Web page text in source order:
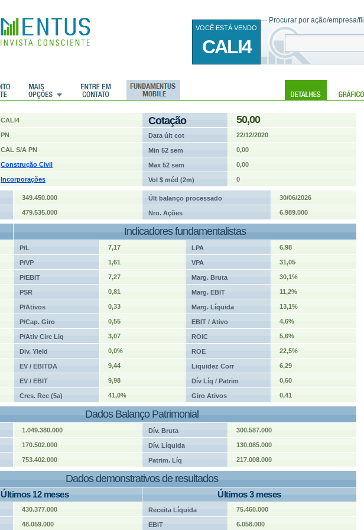
Procurar por ação/empresa/fii
VOCÊ ESTÁ VENDO
CALI4
CALI4 Cotação 50,00
PN Data últ cot 22/12/2020
CAL S/A PN Min 52 sem 0,00
Construção Civil Max 52 sem 0,00
Incorporações Vol $ méd (2m) 0
349.450.000 Últ balanço processado 30/06/2026
479.535.000 Nro. Ações 6.989.000
Indicadores fundamentalistas
P/L 7,17 LPA 6,98
P/VP 1,61 VPA 31,05
P/EBIT 7,27 Marg. Bruta 30,1%
PSR 0,81 Marg. EBIT 11,2%
P/Ativos 0,33 Marg. Líquida 13,1%
P/Cap. Giro 0,55 EBIT / Ativo 4,6%
P/Ativ Circ Liq 3,07 ROIC 5,6%
Div. Yield 0,0% ROE 22,5%
EV / EBITDA 9,44 Liquidez Corr 6,29
EV / EBIT 9,98 Dív Líq / Patrim 0,60
Cres. Rec (5a) 41,0% Giro Ativos 0,41
Dados Balanço Patrimonial
1.049.380.000 Dív. Bruta 300.587.000
170.502.000 Dív. Líquida 130.085.000
753.402.000 Patrim. Líq 217.008.000
Dados demonstrativos de resultados
Últimos 12 meses Últimos 3 meses
430.377.000 Receita Líquida 75.460.000
48.059.000 EBIT 6.058.000